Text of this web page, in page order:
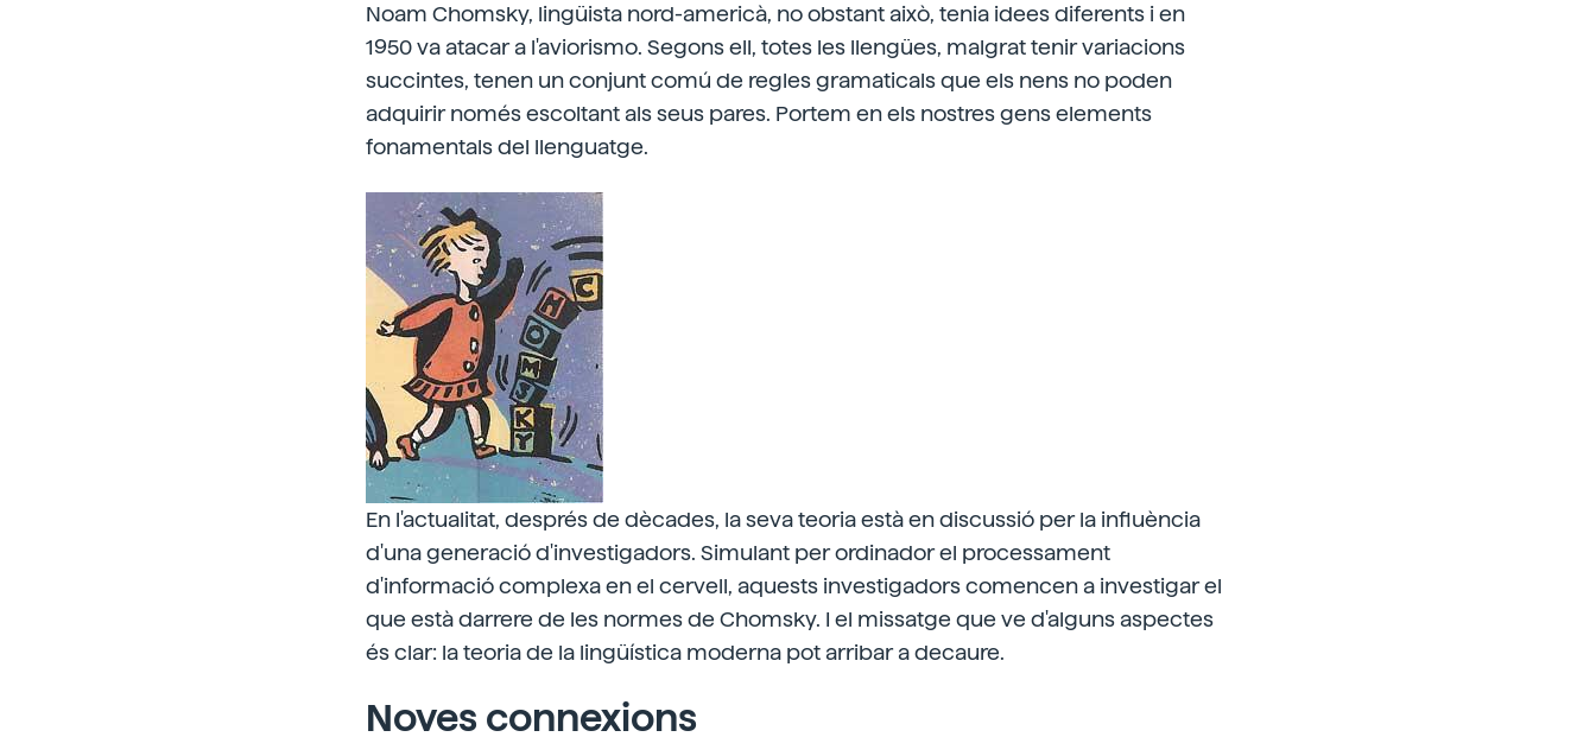
Noam Chomsky, lingüista nord-americà, no obstant això, tenia idees diferents i en
1950 va atacar a l'aviorismo. Segons ell, totes les llengües, malgrat tenir variacions
succintes, tenen un conjunt comú de regles gramaticals que els nens no poden
adquirir només escoltant als seus pares. Portem en els nostres gens elements
fonamentals del llenguatge.
En l'actualitat, després de dècades, la seva teoria està en discussió per la influència
d'una generació d'investigadors. Simulant per ordinador el processament
d'informació complexa en el cervell, aquests investigadors comencen a investigar el
que està darrere de les normes de Chomsky. I el missatge que ve d'alguns aspectes
és clar: la teoria de la lingüística moderna pot arribar a decaure.
Noves connexions